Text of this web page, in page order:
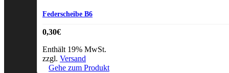
Federscheibe B6
0,30€
Enthält 19% MwSt.
zzgl. Versand
Gehe zum Produkt